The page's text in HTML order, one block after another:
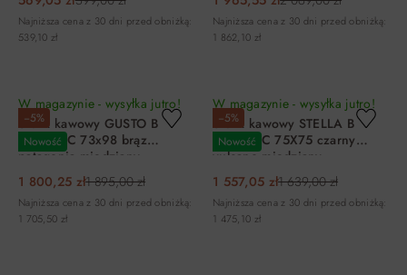
Najniższa cena z 30 dni przed obniżką:
539,10 zł
Najniższa cena z 30 dni przed obniżką:
1 862,10 zł
−5%
Nowość
W magazynie - wysyłka jutro!
Stolik kawowy GUSTO B
CERAMIC 73x98 brąz
patagonia miedziany
1 800,25 zł1 895,00 zł
Najniższa cena z 30 dni przed obniżką:
1 705,50 zł
−5%
Nowość
W magazynie - wysyłka jutro!
Stolik kawowy STELLA B
CERAMIC 75X75 czarny
vulcano miedziany
1 557,05 zł1 639,00 zł
Najniższa cena z 30 dni przed obniżką:
1 475,10 zł